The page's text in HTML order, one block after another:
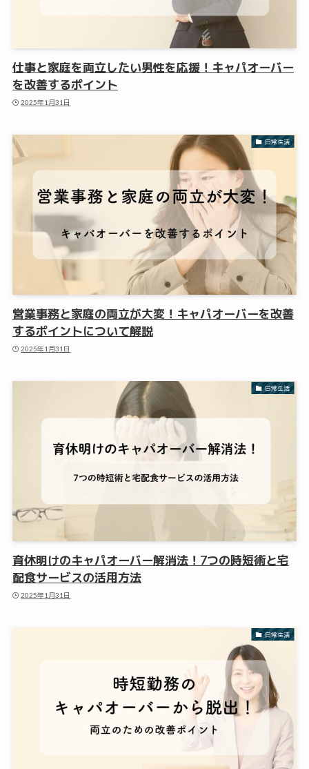
仕事と家庭を両立したい男性を応援！キャパオーバー
を改善するポイント
2025年1月31日
日常生活
営業事務と家庭の両立が大変！キャパオーバーを改善
するポイントについて解説
2025年1月31日
日常生活
育休明けのキャパオーバー解消法！7つの時短術と宅
配食サービスの活用方法
2025年1月31日
日常生活